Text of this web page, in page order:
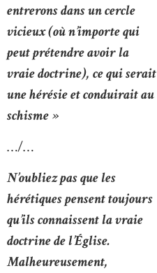
entrerons dans un cercle
vicieux (où n’importe qui
peut prétendre avoir la
vraie doctrine), ce qui serait
une hérésie et conduirait au
schisme »
…/…
N’oubliez pas que les
hérétiques pensent toujours
qu’ils connaissent la vraie
doctrine de l’Église.
Malheureusement,